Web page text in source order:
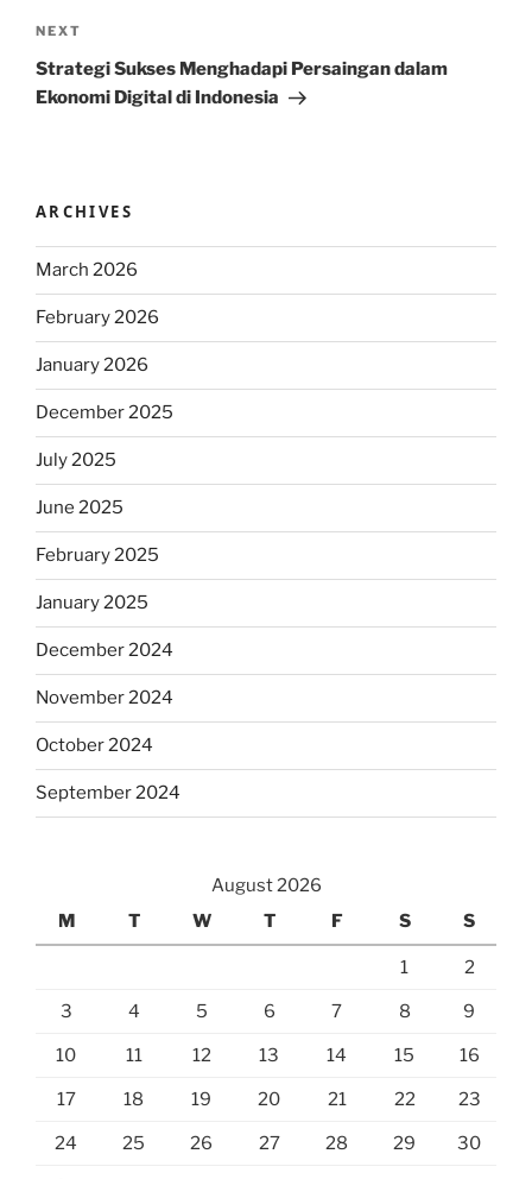
Next
Post
NEXT
Strategi Sukses Menghadapi Persaingan dalam
Ekonomi Digital di Indonesia
ARCHIVES
March 2026
February 2026
January 2026
December 2025
July 2025
June 2025
February 2025
January 2025
December 2024
November 2024
October 2024
September 2024
August 2026
M
T W T F S S
1 2
3 4 5 6 7 8 9
10 11 12 13 14 15 16
17 18 19 20 21 22 23
24 25 26 27 28 29 30